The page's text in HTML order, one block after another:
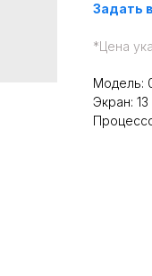
Задать
*Цена
Модель:
Экран: 13